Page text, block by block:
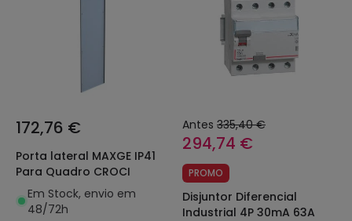
172,76 €
Porta lateral MAXGE IP41
Para Quadro CROCI
Em Stock, envio em
48/72h
Antes 335,40 €
294,74 €
PROMO
Disjuntor Diferencial
Industrial 4P 30mA 63A